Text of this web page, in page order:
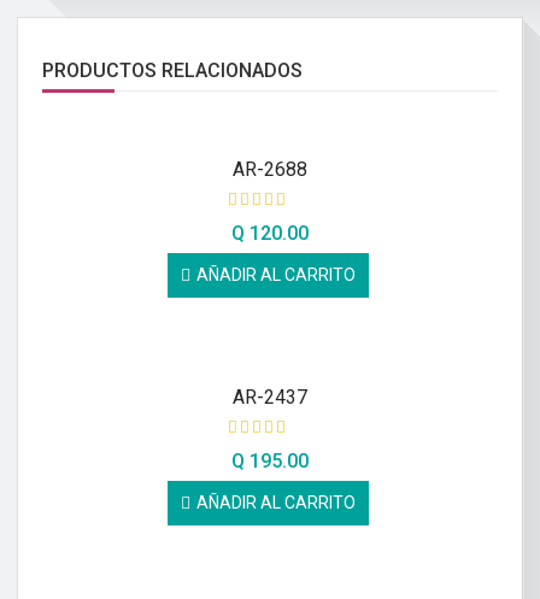
PRODUCTOS RELACIONADOS
AR-2688
Q 120.00
AÑADIR AL CARRITO
AR-2437
Q 195.00
AÑADIR AL CARRITO